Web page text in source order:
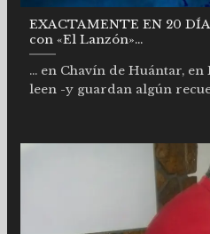
EXACTAMENTE EN 20
con «El Lanzón»…
… en Chavín de Huántar, en
leen -y guardan algún